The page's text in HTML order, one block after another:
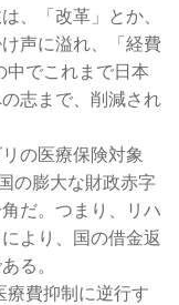
、「改革」とか、
声に溢れ、「経費
でこれまで日本
志まで、削減され
の医療保険対象
の膨大な財政赤字
だ。つまり、リハ
より、国の借金返
る。
療費抑制に逆行す